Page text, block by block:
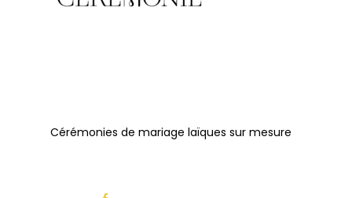
Cérémonies de mariage laïques sur mesure